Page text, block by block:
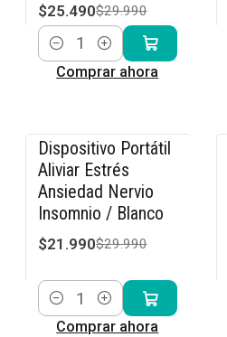
$25.490$29.990
Cantidad
Comprar ahora
-27% OFF
Dispositivo Portátil
Aliviar Estrés
Ansiedad Nervio
Insomnio / Blanco
$21.990$29.990
Cantidad
Comprar ahora